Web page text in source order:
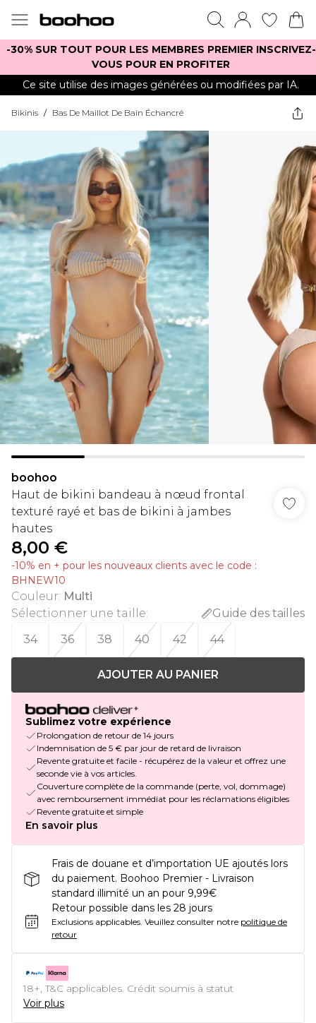
-30% SUR TOUT POUR LES MEMBRES PREMIER INSCRIVEZ-
VOUS POUR EN PROFITER
Ce site utilise des images générées ou modifiées par IA.
Bikinis / Bas De Maillot De Bain Échancré
boohoo
Haut de bikini bandeau à nœud frontal
texturé rayé et bas de bikini à jambes
hautes
8,00 €
-10% en + pour les nouveaux clients avec le code :
BHNEW10
Couleur: Multi
Sélectionner une taille:
Guide des tailles
34
36 38 40 42 44
AJOUTER AU PANIER
Sublimez votre expérience
Prolongation de retour de 14 jours
Indemnisation de 5 € par jour de retard de livraison
Revente gratuite et facile - récupérez de la valeur et offrez une
seconde vie à vos articles.
Couverture complète de la commande (perte, vol, dommage)
avec remboursement immédiat pour les réclamations éligibles
Revente gratuite et simple
En savoir plus
Frais de douane et d’importation UE ajoutés lors
du paiement. Boohoo Premier - Livraison
standard illimité un an pour 9,99€
Retour possible dans les 28 jours
Exclusions applicables. Veuillez consulter notre politique de
retour
18+, T&C applicables. Crédit soumis à statut
Voir plus